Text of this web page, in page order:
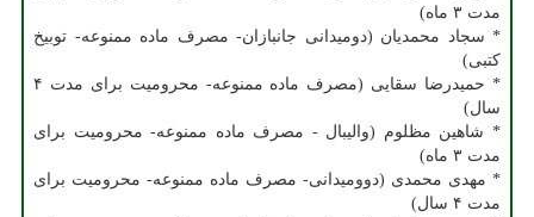
مدت ۳ ماه)
* سجاد محمدیان (دومیدانی جانبازان- مصرف ماده ممنوعه- توبیخ
کتبی)
* حمیدرضا سقایی (مصرف ماده ممنوعه- محرومیت برای مدت ۴
سال)
* شاهین مظلوم (والیبال - مصرف ماده ممنوعه- محرومیت برای
مدت ۳ ماه)
* مهدی محمدی (دوومیدانی- مصرف ماده ممنوعه- محرومیت برای
مدت ۴ سال)